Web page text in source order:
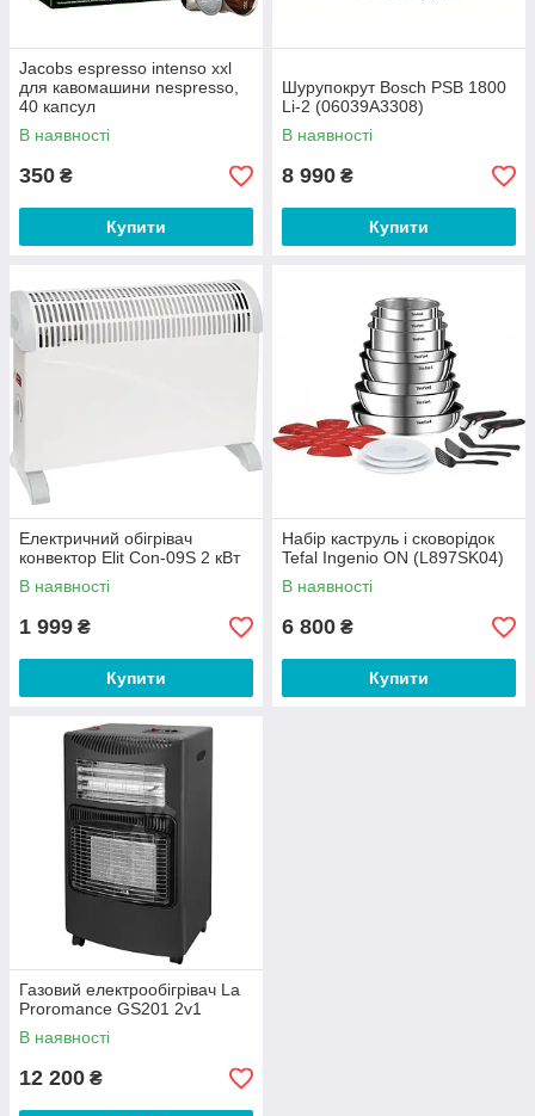
Jacobs espresso intenso xxl
для кавомашини nespresso,
40 капсул
В наявності
350 ₴
Купити
Шурупокрут Bosch PSB 1800
Li-2 (06039A3308)
В наявності
8 990 ₴
Купити
Електричний обігрівач
конвектор Elit Con-09S 2 кВт
В наявності
1 999 ₴
Купити
Набір каструль і сковорідок
Tefal Ingenio ON (L897SK04)
В наявності
6 800 ₴
Купити
Газовий електрообігрівач La
Proromance GS201 2v1
В наявності
12 200 ₴